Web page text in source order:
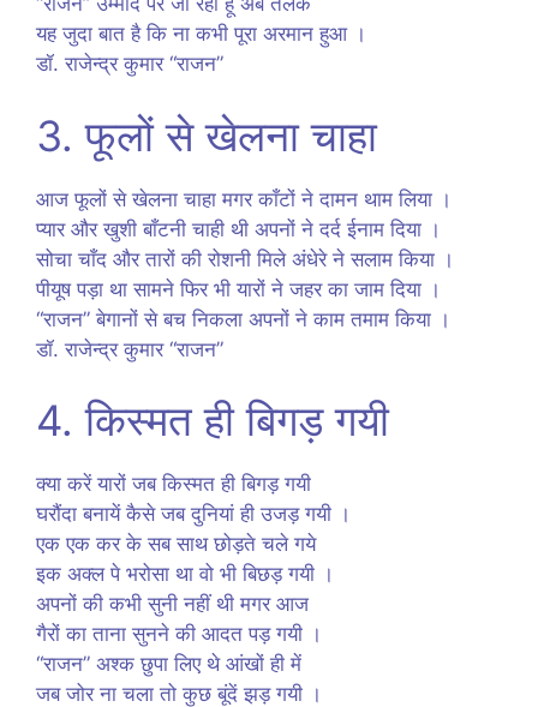
यह जुदा बात है कि ना कभी पूरा अरमान हुआ ।
डॉ. राजेन्द्र कुमार “राजन”
3. फूलों से खेलना चाहा
आज फूलों से खेलना चाहा मगर काँटों ने दामन थाम लिया ।
प्यार और खुशी बाँटनी चाही थी अपनों ने दर्द ईनाम दिया ।
सोचा चाँद और तारों की रोशनी मिले अंधेरे ने सलाम किया ।
पीयूष पड़ा था सामने फिर भी यारों ने जहर का जाम दिया ।
“राजन” बेगानों से बच निकला अपनों ने काम तमाम किया ।
डॉ. राजेन्द्र कुमार “राजन”
4. किस्मत ही बिगड़ गयी
क्या करें यारों जब किस्मत ही बिगड़ गयी
घरौंदा बनायें कैसे जब दुनियां ही उजड़ गयी ।
एक एक कर के सब साथ छोड़ते चले गये
इक अक्ल पे भरोसा था वो भी बिछड़ गयी ।
अपनों की कभी सुनी नहीं थी मगर आज
गैरों का ताना सुनने की आदत पड़ गयी ।
“राजन” अश्क छुपा लिए थे आंखों ही में
जब जोर ना चला तो कुछ बूंदें झड़ गयी ।